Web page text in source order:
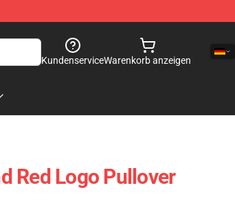
KundenserviceWarenkorb anzeigen
Red Logo Pullover